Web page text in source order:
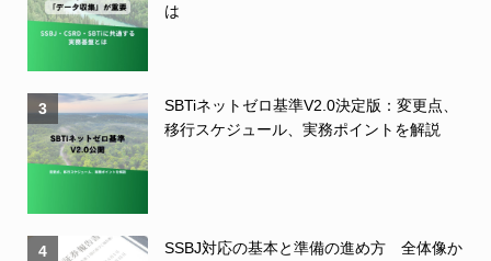
は
3
SBTiネットゼロ基準V2.0決定版：変更点、
移行スケジュール、実務ポイントを解説
4
SSBJ対応の基本と準備の進め方 全体像か